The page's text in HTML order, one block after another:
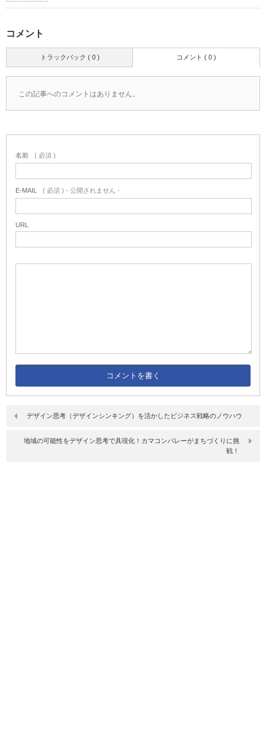
コメント
トラックバック ( 0 ) コメント ( 0 )
この記事へのコメントはありません。
名前 ( 必須 )
E-MAIL ( 必須 ) - 公開されません -
URL
デザイン思考（デザインシンキング）を活かしたビジネス戦略のノウハウ
地域の可能性をデザイン思考で具現化！カマコンバレーがまちづくりに挑
戦！